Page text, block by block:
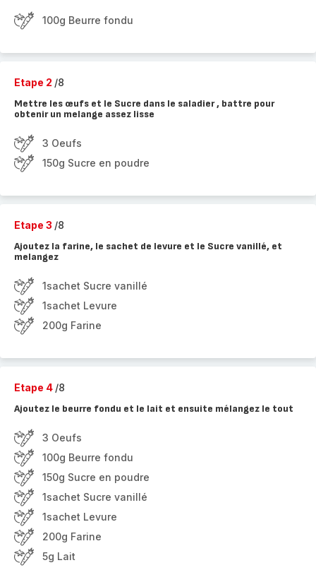
100g Beurre fondu
Etape 2 /8
Mettre les œufs et le Sucre dans le saladier , battre pour
obtenir un melange assez lisse
3 Oeufs
150g Sucre en poudre
Etape 3 /8
Ajoutez la farine, le sachet de levure et le Sucre vanillé, et
melangez
1sachet Sucre vanillé
1sachet Levure
200g Farine
Etape 4 /8
Ajoutez le beurre fondu et le lait et ensuite mélangez le tout
3 Oeufs
100g Beurre fondu
150g Sucre en poudre
1sachet Sucre vanillé
1sachet Levure
200g Farine
5g Lait